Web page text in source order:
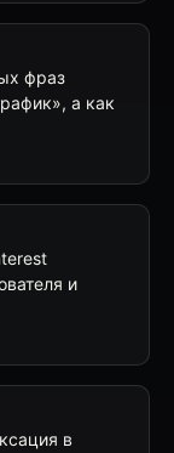
фраз
а как
и
в